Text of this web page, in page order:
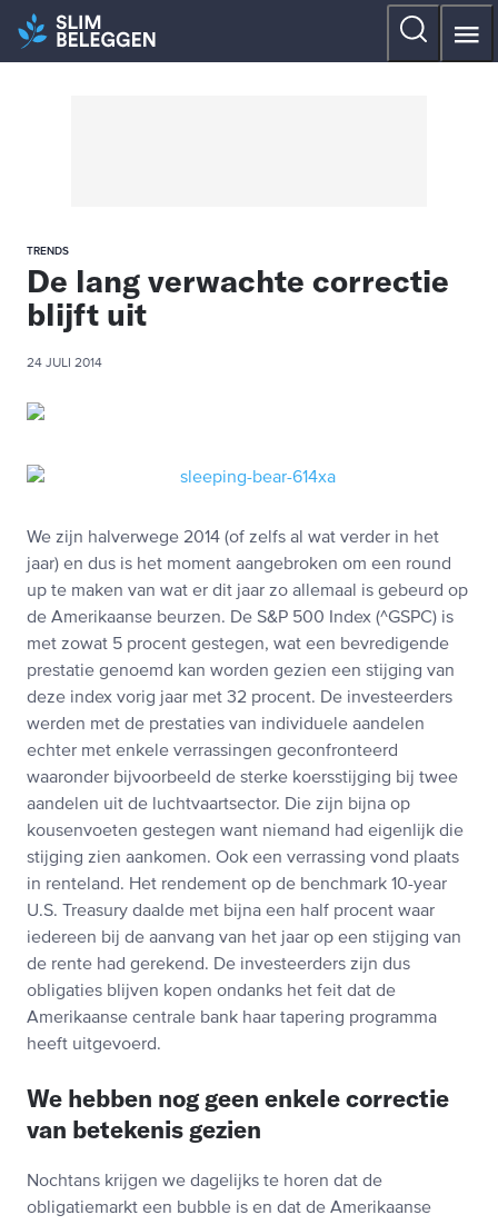
TRENDS
De lang verwachte correctie
blijft uit
24 JULI 2014
We zijn halverwege 2014 (of zelfs al wat verder in het
jaar) en dus is het moment aangebroken om een round
up te maken van wat er dit jaar zo allemaal is gebeurd op
de Amerikaanse beurzen. De S&P 500 Index (^GSPC) is
met zowat 5 procent gestegen, wat een bevredigende
prestatie genoemd kan worden gezien een stijging van
deze index vorig jaar met 32 procent. De investeerders
werden met de prestaties van individuele aandelen
echter met enkele verrassingen geconfronteerd
waaronder bijvoorbeeld de sterke koersstijging bij twee
aandelen uit de luchtvaartsector. Die zijn bijna op
kousenvoeten gestegen want niemand had eigenlijk die
stijging zien aankomen. Ook een verrassing vond plaats
in renteland. Het rendement op de benchmark 10-year
U.S. Treasury daalde met bijna een half procent waar
iedereen bij de aanvang van het jaar op een stijging van
de rente had gerekend. De investeerders zijn dus
obligaties blijven kopen ondanks het feit dat de
Amerikaanse centrale bank haar tapering programma
heeft uitgevoerd.
We hebben nog geen enkele correctie
van betekenis gezien
Nochtans krijgen we dagelijks te horen dat de
obligatiemarkt een bubble is en dat de Amerikaanse